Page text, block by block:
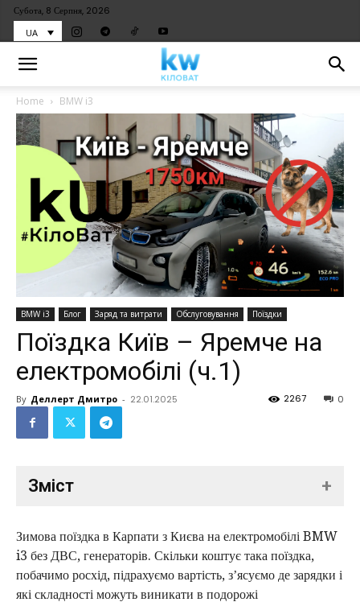
Субота, 8 Серпня, 2026
UA
Home BMW i3
BMW i3 Блог Заряд та витрати Обслуговування Поїздки
Поїздка Київ – Яремче на
електромобілі (ч.1)
By Деллерт Дмитро - 22.01.2025 0
2267
Зміст +
2. Перший відрізок подорожі Київ - Житомир
3. Другий відрізок подорожі Житомир - Новоград-
Волинський
Зимова поїздка в Карпати з Києва на електромобілі BMW
i3 без ДВС, генераторів. Скільки коштує така поїздка,
побачимо росхід, підрахуємо вартість, зʼясуємо де зарядки і
які складності можуть виникати в подорожі